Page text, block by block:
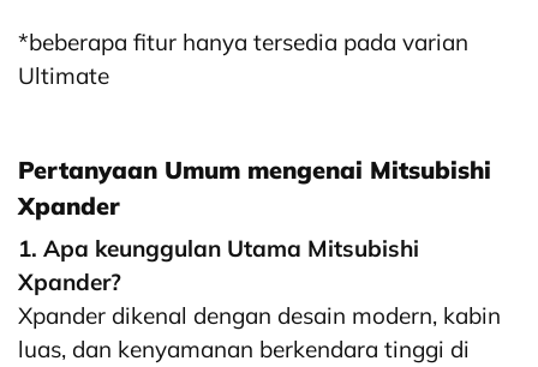
*beberapa fitur hanya tersedia pada varian
Ultimate
Pertanyaan Umum mengenai Mitsubishi
Xpander
1. Apa keunggulan Utama Mitsubishi
Xpander?
Xpander dikenal dengan desain modern, kabin
luas, dan kenyamanan berkendara tinggi di